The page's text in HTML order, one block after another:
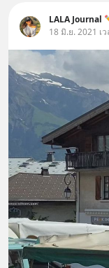
LALA Journal
18 มิ.ย. 2021 เ